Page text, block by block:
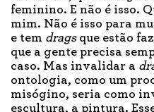
feminino. E não é isso.
mim. Não é isso para
e tem dragsque estão
que a gente precisa
caso. Mas invalidar a
ontologia, como um
misógino, seria como
escultura, a pintura.